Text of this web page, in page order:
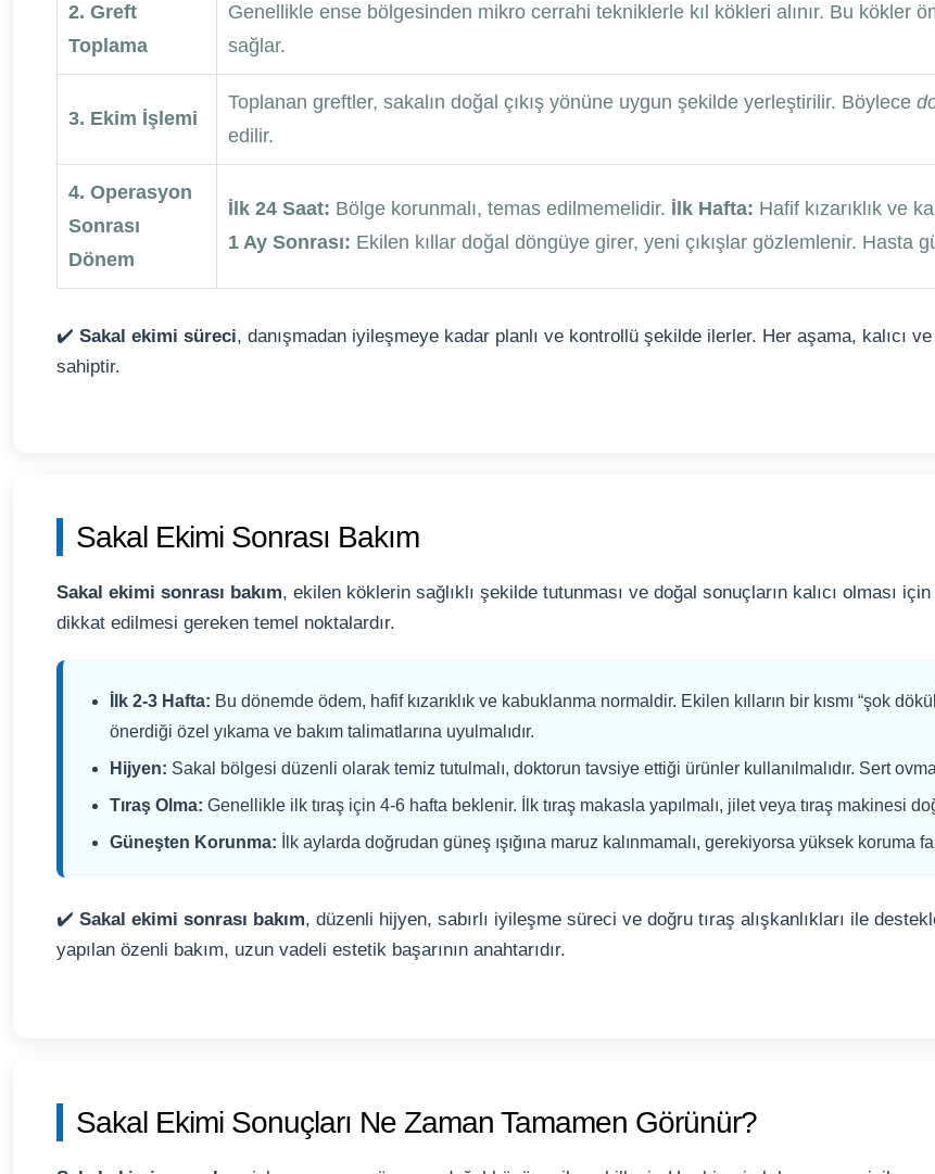
2. Greft
Toplama
Genellikle ense bölgesinden mikro cerrahi tekniklerle kıl kökleri alınır. Bu kökler
sağlar.
3. Ekim İşlemi
Toplanan greftler, sakalın doğal çıkış yönüne uygun şekilde yerleştirilir. Böylece
edilir.
4. Operasyon
Sonrası
Dönem
İlk 24 Saat: Bölge korunmalı, temas edilmemelidir. İlk Hafta: Hafif kızarıklık ve
1 Ay Sonrası: Ekilen kıllar doğal döngüye girer, yeni çıkışlar gözlemlenir. Hasta
✔️ Sakal ekimi süreci, danışmadan iyileşmeye kadar planlı ve kontrollü şekilde ilerler. Her aşama, kalıcı
sahiptir.
Sakal Ekimi Sonrası Bakım
Sakal ekimi sonrası bakım, ekilen köklerin sağlıklı şekilde tutunması ve doğal sonuçların kalıcı olması
dikkat edilmesi gereken temel noktalardır.
İlk 2-3 Hafta: Bu dönemde ödem, hafif kızarıklık ve kabuklanma normaldir. Ekilen kılların bir kısmı “şok
önerdiği özel yıkama ve bakım talimatlarına uyulmalıdır.
Hijyen: Sakal bölgesi düzenli olarak temiz tutulmalı, doktorun tavsiye ettiği ürünler kullanılmalıdır. Sert
Tıraş Olma: Genellikle ilk tıraş için 4-6 hafta beklenir. İlk tıraş makasla yapılmalı, jilet veya tıraş makinesi
Güneşten Korunma: İlk aylarda doğrudan güneş ışığına maruz kalınmamalı, gerekiyorsa yüksek koruma
✔️ Sakal ekimi sonrası bakım, düzenli hijyen, sabırlı iyileşme süreci ve doğru tıraş alışkanlıkları ile
yapılan özenli bakım, uzun vadeli estetik başarının anahtarıdır.
Sakal Ekimi Sonuçları Ne Zaman Tamamen Görünür?